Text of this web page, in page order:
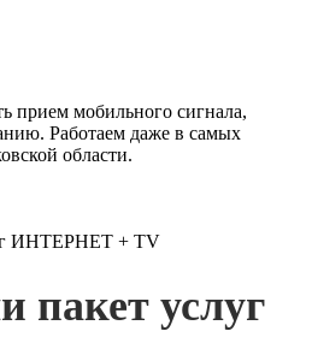
прием мобильного сигнала,
Работаем даже в самых
области.
пакет услуг